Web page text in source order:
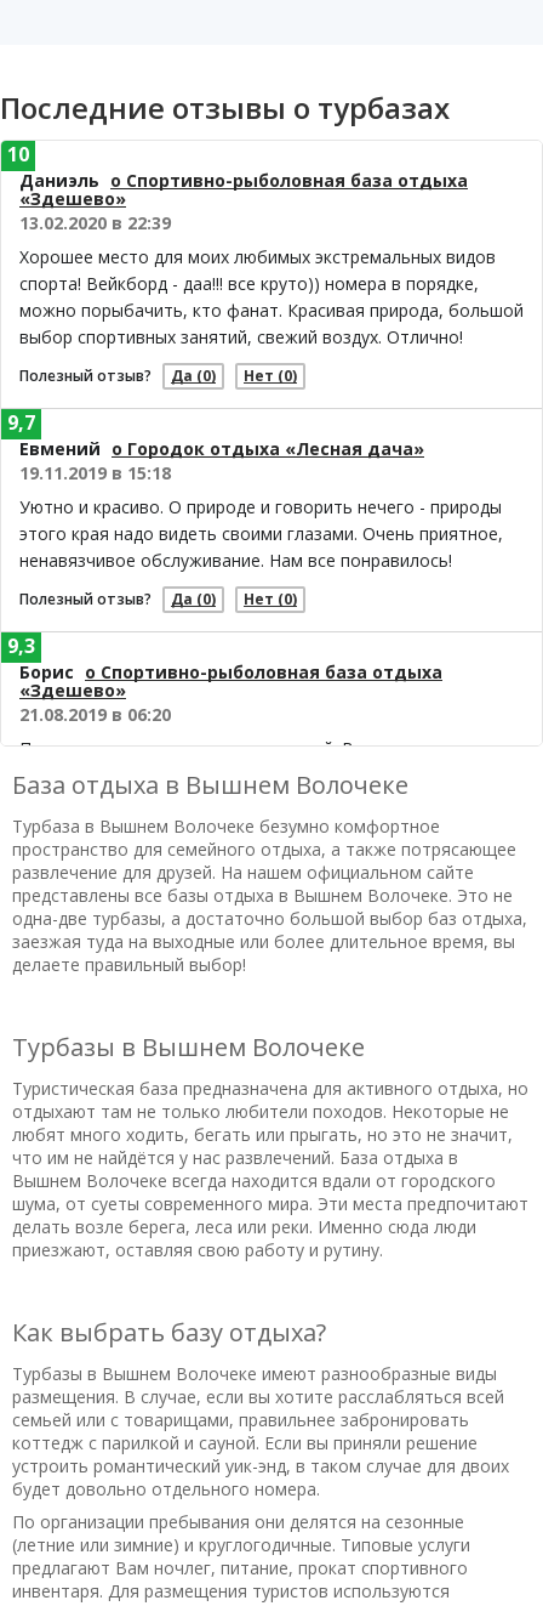
Последние отзывы о турбазах
Даниэль о Спортивно-рыболовная база отдыха
«Здешево»
13.02.2020 в 22:39
Хорошее место для моих любимых экстремальных видов
спорта! Вейкборд - даа!!! все круто)) номера в порядке,
можно порыбачить, кто фанат. Красивая природа, большой
выбор спортивных занятий, свежий воздух. Отлично!
Полезный отзыв? Да (0) Нет (0)
10
Евмений о Городок отдыха «Лесная дача»
19.11.2019 в 15:18
Уютно и красиво. О природе и говорить нечего - природы
этого края надо видеть своими глазами. Очень приятное,
ненавязчивое обслуживание. Нам все понравилось!
Полезный отзыв? Да (0) Нет (0)
9,7
Борис о Спортивно-рыболовная база отдыха
«Здешево»
21.08.2019 в 06:20
Приезжали с мужем по совету друзей. Всем остались
довольны: в кафе вкусно кормят, в номерах все нужное
есть (даже фумигаторы), много движовых развлечений..я
осталась в восторге от романтичской прогулки на
лодочках а закате.. В общем, отдых удался%))
Полезный отзыв? Да(0) Нет (0)
9,3
База отдыха в Вышнем Волочеке
Турбаза в Вышнем Волочеке безумно комфортное
пространство для семейного отдыха, а также потрясающее
развлечение для друзей. На нашем официальном сайте
представлены все базы отдыха в Вышнем Волочеке. Это не
одна-две турбазы, а достаточно большой выбор баз отдыха,
заезжая туда на выходные или более длительное время, вы
делаете правильный выбор!
Турбазы в Вышнем Волочеке
Туристическая база предназначена для активного отдыха, но
отдыхают там не только любители походов. Некоторые не
любят много ходить, бегать или прыгать, но это не значит,
что им не найдётся у нас развлечений. База отдыха в
Вышнем Волочеке всегда находится вдали от городского
шума, от суеты современного мира. Эти места предпочитают
делать возле берега, леса или реки. Именно сюда люди
приезжают, оставляя свою работу и рутину.
Как выбрать базу отдыха?
Турбазы в Вышнем Волочеке имеют разнообразные виды
размещения. В случае, если вы хотите расслабляться всей
семьей или с товарищами, правильнее забронировать
коттедж с парилкой и сауной. Если вы приняли решение
устроить романтический уик-энд, в таком случае для двоих
будет довольно отдельного номера.
По организации пребывания они делятся на сезонные
(летние или зимние) и круглогодичные. Типовые услуги
предлагают Вам ночлег, питание, прокат спортивного
инвентаря. Для размещения туристов используются